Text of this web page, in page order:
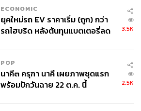
ECONOMIC
ยุคใหม่รถ EV ราคาเริ่ม (ถูก) กว่า
รถไฮบริด หลังต้นทุนแบตเตอรี่ลด
3.5K
POP
นาคี๓ ครุฑา นาคี เผยภาพชุดแรก
พร้อมปักวันฉาย 22 ต.ค. นี้
2.5K